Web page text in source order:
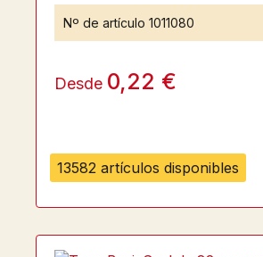
13582 artículos disponibles
Nº de artículo 1011080
Desde 0,22 €